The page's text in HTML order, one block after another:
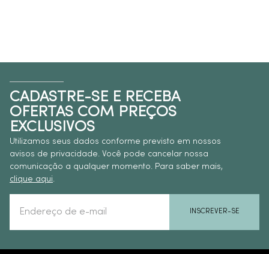
CADASTRE-SE E RECEBA
OFERTAS COM PREÇOS
EXCLUSIVOS
Utilizamos seus dados conforme previsto em nossos
avisos de privacidade. Você pode cancelar nossa
comunicação a qualquer momento. Para saber mais,
clique aqui.
INSCREVER-SE